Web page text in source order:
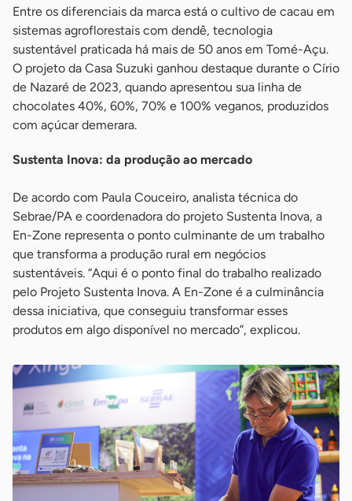
Entre os diferenciais da marca está o cultivo de cacau em
sistemas agroflorestais com dendê, tecnologia
sustentável praticada há mais de 50 anos em Tomé-Açu.
O projeto da Casa Suzuki ganhou destaque durante o Círio
de Nazaré de 2023, quando apresentou sua linha de
chocolates 40%, 60%, 70% e 100% veganos, produzidos
com açúcar demerara.
Sustenta Inova: da produção ao mercado
De acordo com Paula Couceiro, analista técnica do
Sebrae/PA e coordenadora do projeto Sustenta Inova, a
En-Zone representa o ponto culminante de um trabalho
que transforma a produção rural em negócios
sustentáveis. “Aqui é o ponto final do trabalho realizado
pelo Projeto Sustenta Inova. A En-Zone é a culminância
dessa iniciativa, que conseguiu transformar esses
produtos em algo disponível no mercado”, explicou.